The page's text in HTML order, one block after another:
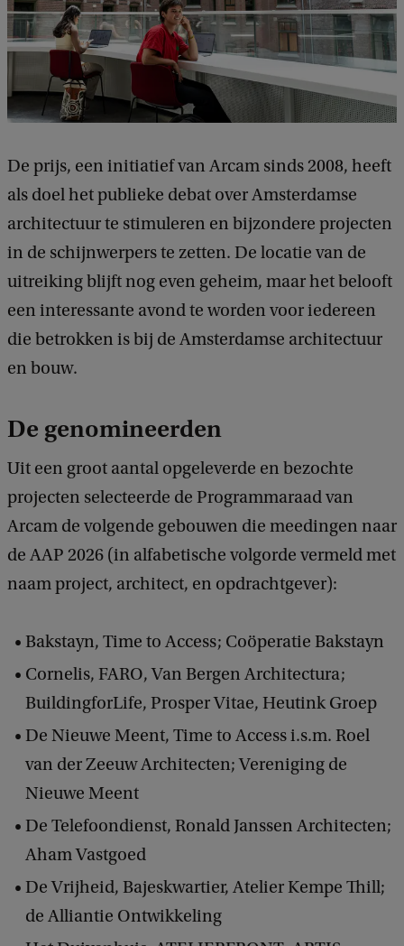
De prijs, een initiatief van Arcam sinds 2008, heeft
als doel het publieke debat over Amsterdamse
architectuur te stimuleren en bijzondere projecten
in de schijnwerpers te zetten. De locatie van de
uitreiking blijft nog even geheim, maar het belooft
een interessante avond te worden voor iedereen
die betrokken is bij de Amsterdamse architectuur
en bouw.
De genomineerden
Uit een groot aantal opgeleverde en bezochte
projecten selecteerde de Programmaraad van
Arcam de volgende gebouwen die meedingen naar
de AAP 2026 (in alfabetische volgorde vermeld met
naam project, architect, en opdrachtgever):
Bakstayn, Time to Access; Coöperatie Bakstayn
Cornelis, FARO, Van Bergen Architectura;
BuildingforLife, Prosper Vitae, Heutink Groep
De Nieuwe Meent, Time to Access i.s.m. Roel
van der Zeeuw Architecten; Vereniging de
Nieuwe Meent
De Telefoondienst, Ronald Janssen Architecten;
Aham Vastgoed
De Vrijheid, Bajeskwartier, Atelier Kempe Thill;
de Alliantie Ontwikkeling